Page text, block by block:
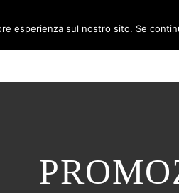
esperienza sul nostro sito. Se